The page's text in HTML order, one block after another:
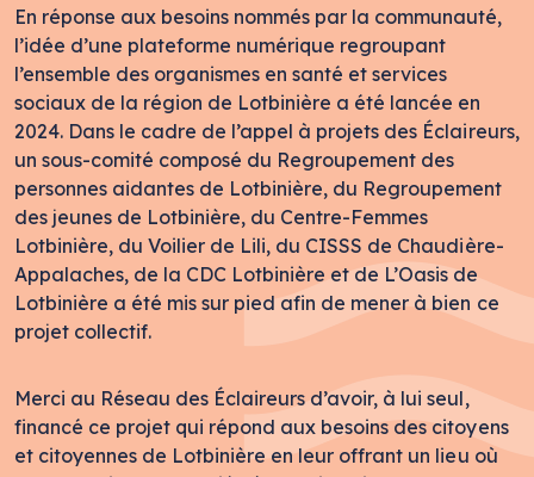
En réponse aux besoins nommés par la communauté,
l’idée d’une plateforme numérique regroupant
l’ensemble des organismes en santé et services
sociaux de la région de Lotbinière a été lancée en
2024. Dans le cadre de l’appel à projets des Éclaireurs,
un sous-comité composé du Regroupement des
personnes aidantes de Lotbinière, du Regroupement
des jeunes de Lotbinière, du Centre-Femmes
Lotbinière, du Voilier de Lili, du CISSS de Chaudière-
Appalaches, de la CDC Lotbinière et de L’Oasis de
Lotbinière a été mis sur pied afin de mener à bien ce
projet collectif.
Merci au Réseau des Éclaireurs d’avoir, à lui seul,
financé ce projet qui répond aux besoins des citoyens
et citoyennes de Lotbinière en leur offrant un lieu où